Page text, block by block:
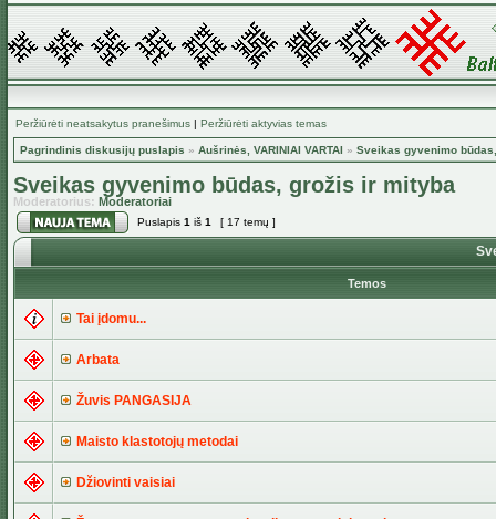
Peržiūrėti neatsakytus pranešimus | Peržiūrėti aktyvias temas
Pagrindinis diskusijų puslapis » Aušrinės, VARINIAI VARTAI » Sveikas gyvenimo
Sveikas gyvenimo būdas, grožis ir mityba
Moderatorius: Moderatoriai
Puslapis 1 iš 1 [ 17 temų ]
Temos
Tai įdomu...
Arbata
Žuvis PANGASIJA
Maisto klastotojų metodai
Džiovinti vaisiai